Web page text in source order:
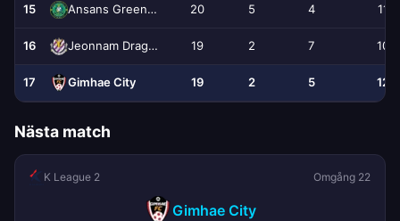
15 Ansans Greeners 20 5 4 11
16 Jeonnam Dragons 19 2 7 10
17 Gimhae City 19 2 5 12
Nästa match
K League 2 Omgång 22
Gimhae City